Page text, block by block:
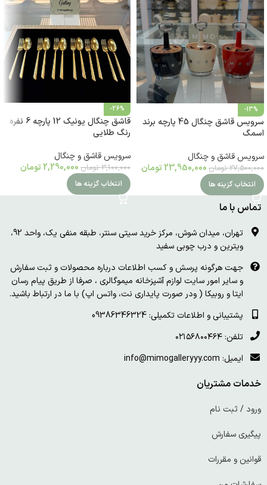
-13%
سرویس قاشق چنگال 45 پارچه برند
اسمگ
سرویس قاشق و چنگال
27,500,000 تومان 23,950,000 تومان
انتخاب گزینه ها
-26%
قاشق چنگال یونیک 12 پارچه 6 نفره
رنگ طلایی
سرویس قاشق و چنگال
3,100,000 تومان 2,290,000 تومان
انتخاب گزینه ها
تماس با ما
تهران، میدان شوش، مرکز خرید سیتی سنتر، طبقه منفی یک، واحد 92،
ویترین و درب چوبی سفید
جهت هرگونه پرسش و کسب اطلاعات درباره محصولات و ثبت سفارش
و سایر امور سایت لوازم آشپزخانه میموگالری ، صرفا از طریق پیام رسان
ایتا و روبیکا ( ودر صورت پایداری نت، واتس اپ) با ما در ارتباط باشید.
پشتیبانی و اطلاعات تکمیلی: 09386346324
تلفن: ۰۲۱۵۶۸۰۰۴۶۴
ایمیل: info@mimogalleryyy.com
خدمات مشتریان
ورود / ثبت نام
پیگیری سفارش
قوانین و مقررات